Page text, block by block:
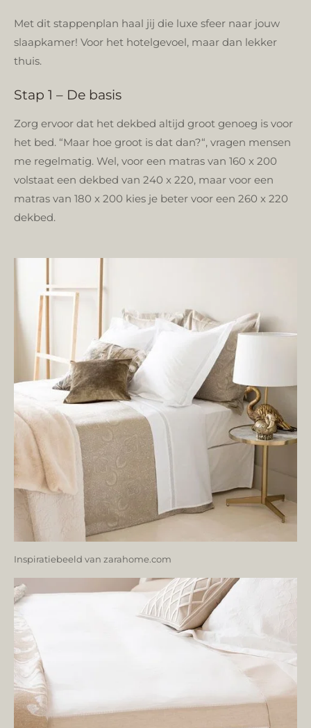
Met dit stappenplan haal jij die luxe sfeer naar jouw
slaapkamer! Voor het hotelgevoel, maar dan lekker
thuis.
Stap 1 – De basis
Zorg ervoor dat het dekbed altijd groot genoeg is voor
het bed. “Maar hoe groot is dat dan?“, vragen mensen
me regelmatig. Wel, voor een matras van 160 x 200
volstaat een dekbed van 240 x 220, maar voor een
matras van 180 x 200 kies je beter voor een 260 x 220
dekbed.
Inspiratiebeeld van zarahome.com